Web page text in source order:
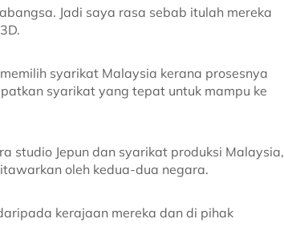
Jadi saya rasa sebab itulah mereka
syarikat Malaysia kerana prosesnya
syarikat yang tepat untuk mampu ke
studio Jepun dan syarikat produksi Malaysia,
oleh kedua-dua negara.
kerajaan mereka dan di pihak